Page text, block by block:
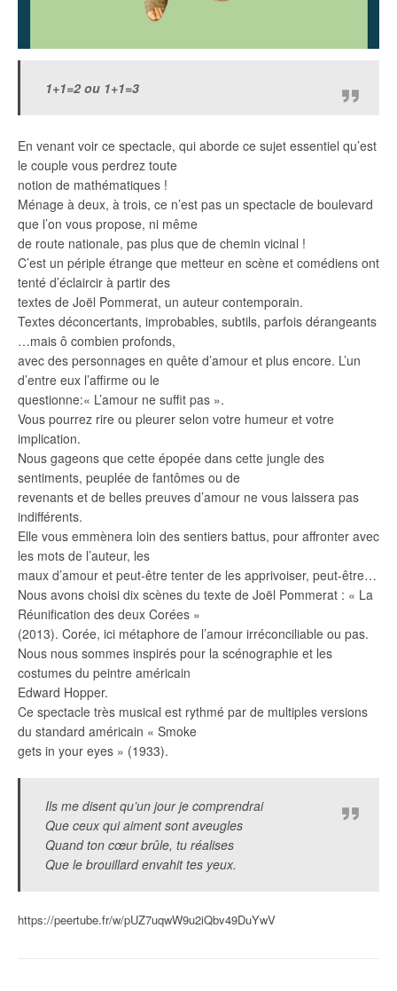
1+1=2 ou 1+1=3
En venant voir ce spectacle, qui aborde ce sujet essentiel qu’est
le couple vous perdrez toute
notion de mathématiques !
Ménage à deux, à trois, ce n’est pas un spectacle de boulevard
que l’on vous propose, ni même
de route nationale, pas plus que de chemin vicinal !
C’est un périple étrange que metteur en scène et comédiens ont
tenté d’éclaircir à partir des
textes de Joël Pommerat, un auteur contemporain.
Textes déconcertants, improbables, subtils, parfois dérangeants
…mais ô combien profonds,
avec des personnages en quête d’amour et plus encore. L’un
d’entre eux l’affirme ou le
questionne:« L’amour ne suffit pas ».
Vous pourrez rire ou pleurer selon votre humeur et votre
implication.
Nous gageons que cette épopée dans cette jungle des
sentiments, peuplée de fantômes ou de
revenants et de belles preuves d’amour ne vous laissera pas
indifférents.
Elle vous emmènera loin des sentiers battus, pour affronter avec
les mots de l’auteur, les
maux d’amour et peut-être tenter de les apprivoiser, peut-être…
Nous avons choisi dix scènes du texte de Joël Pommerat : « La
Réunification des deux Corées »
(2013). Corée, ici métaphore de l’amour irréconciliable ou pas.
Nous nous sommes inspirés pour la scénographie et les
costumes du peintre américain
Edward Hopper.
Ce spectacle très musical est rythmé par de multiples versions
du standard américain « Smoke
gets in your eyes » (1933).
Ils me disent qu’un jour je comprendrai
Que ceux qui aiment sont aveugles
Quand ton cœur brûle, tu réalises
Que le brouillard envahit tes yeux.
https://peertube.fr/w/pUZ7uqwW9u2iQbv49DuYwV